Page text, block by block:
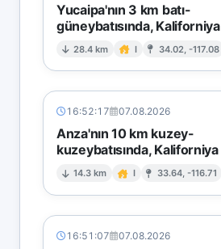
Yucaipa'nın 3 km batı-
güneybatısında, Kaliforniya
28.4 km I 34.02, -117.08
16:52:17 07.08.2026
Anza'nın 10 km kuzey-
kuzeybatısında, Kaliforniya
14.3 km I 33.64, -116.71
16:51:07 07.08.2026